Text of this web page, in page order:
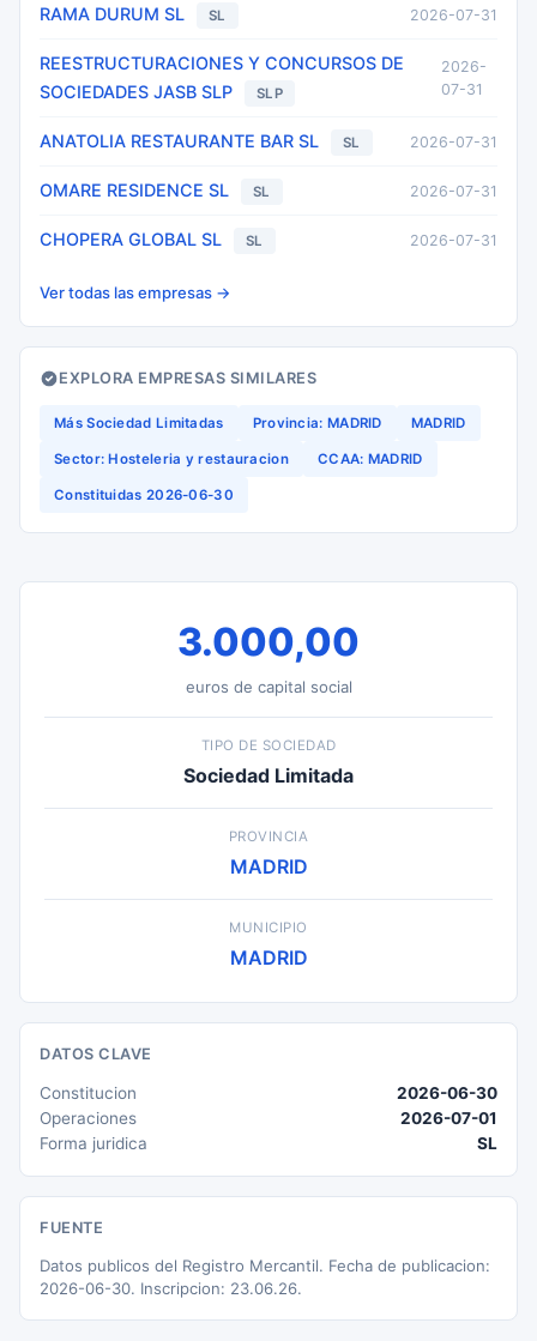
RAMA DURUM SL SL 2026-07-31
REESTRUCTURACIONES Y CONCURSOS DE
SOCIEDADES JASB SLP
SLP
2026-
07-31
ANATOLIA RESTAURANTE BAR SL SL 2026-07-31
OMARE RESIDENCE SL SL 2026-07-31
CHOPERA GLOBAL SL SL 2026-07-31
Ver todas las empresas →
EXPLORA EMPRESAS SIMILARES
Más Sociedad Limitadas Provincia: MADRID MADRID
Sector: Hosteleria y restauracion CCAA: MADRID
Constituidas 2026-06-30
3.000,00
euros de capital social
TIPO DE SOCIEDAD
Sociedad Limitada
PROVINCIA
MADRID
MUNICIPIO
MADRID
DATOS CLAVE
Constitucion
2026-06-30
Operaciones
2026-07-01
Forma juridica
SL
FUENTE
Datos publicos del Registro Mercantil. Fecha de publicacion:
2026-06-30. Inscripcion: 23.06.26.